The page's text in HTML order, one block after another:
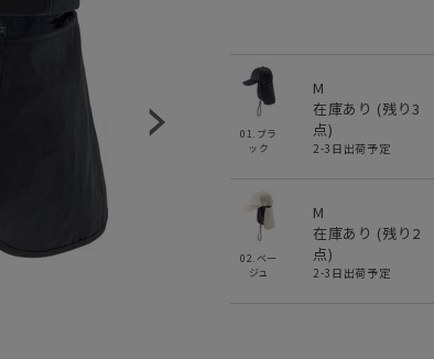
01.ブラ
ック
M
在庫あり (残り3
点)
2-3日出荷予定
02.ベー
ジュ
M
在庫あり (残り 2
点)
2-3日出荷予定